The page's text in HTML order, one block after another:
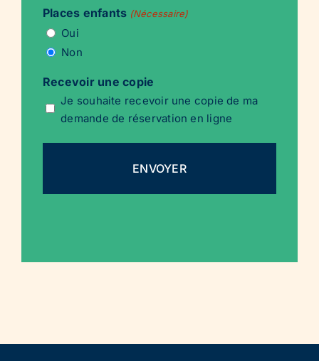
Places enfants (Nécessaire)
Oui
Non
Recevoir une copie
Je souhaite recevoir une copie de ma
demande de réservation en ligne